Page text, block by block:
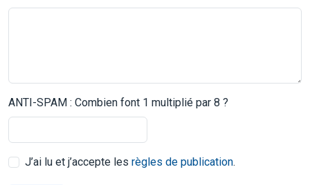
ANTI-SPAM : Combien font 1 multiplié par 8 ?
J’ai lu et j’accepte les règles de publication.